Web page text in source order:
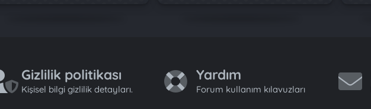
Gizlilik politikası
Kişisel bilgi gizlilik detayları.
Yardım
Forum kullanım kılavuzları